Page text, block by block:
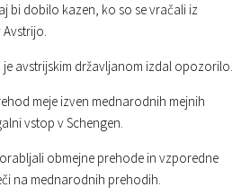
bi dobilo kazen, ko so se vračali iz
je avstrijskim državljanom izdal opozorilo.
meje izven mednarodnih mejnih
vstop v Schengen.
obmejne prehode in vzporedne
na mednarodnih prehodih.